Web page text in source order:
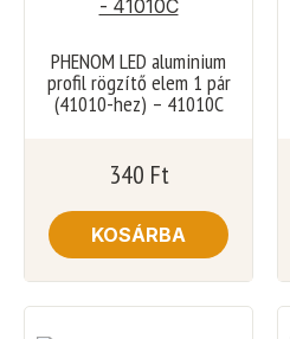
PHENOM LED aluminium
profil rögzítő elem 1 pár
(41010-hez) – 41010C
340 Ft
KOSÁRBA